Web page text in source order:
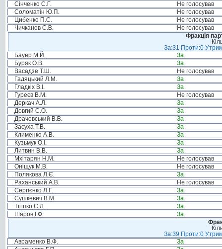
Сінченко С.Г.
Не голосував
Соломатін Ю.П.
Не голосував
Цибенко П.С.
Не голосував
Чичканов С.В.
Не голосував
Фракція
За:31 Проти:0
Бауер М.Й.
За
Буряк О.В.
За
Васадзе Т.Ш.
Не голосував
Гадяцький Л.М.
За
Гладкіх В.І.
За
Гуреєв В.М.
Не голосував
Деркач А.Л.
За
Довгий С.О.
За
Драчевський В.В.
За
Засуха Т.В.
За
Клименко А.В.
За
Кузьмук О.І.
За
Литвин В.В.
За
Мхітарян Н.М.
Не голосував
Оніщук М.В.
Не голосував
Полякова Л.Є.
За
Раханський А.В.
Не голосував
Сергієнко Л.Г.
За
Сушкевич В.М.
За
Тігіпко С.Л.
За
Шаров І.Ф.
За
За:39 Проти:0
Авраменко В.Ф.
За